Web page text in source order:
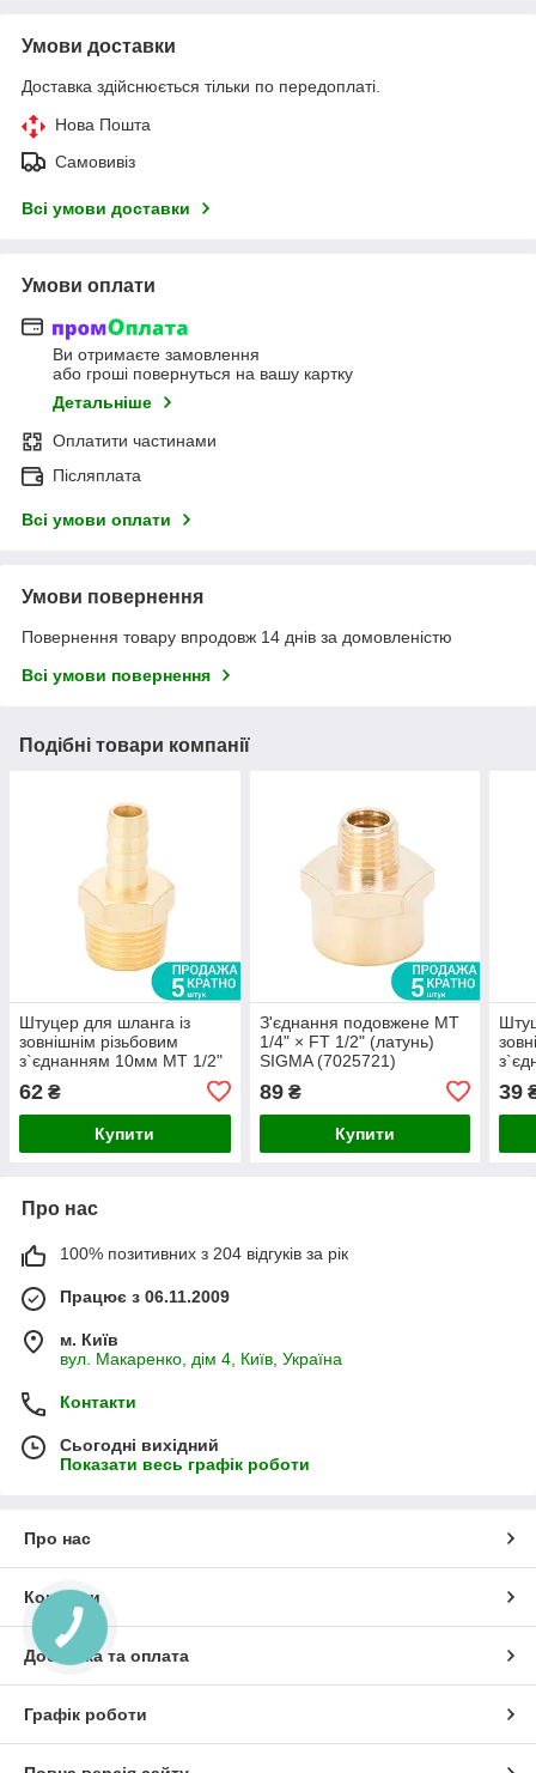
Умови доставки
Доставка здійснюється тільки по передоплаті.
Нова Пошта
Самовивіз
Всі умови доставки
Умови оплати
Ви отримаєте замовлення
або гроші повернуться на вашу картку
Детальніше
Оплатити частинами
Післяплата
Всі умови оплати
Умови повернення
Повернення товару впродовж 14 днів за домовленістю
Всі умови повернення
Подібні товари компанії
Штуцер для шланга із
зовнішнім різьбовим
з`єднанням 10мм MT 1/2"
(латунь) SIGMA (7023641)
62 ₴
Купити
З'єднання подовжене MT
1/4" × FT 1/2" (латунь)
SIGMA (7025721)
89₴
Купити
39
Про нас
100% позитивних з 204 відгуків за рік
Працює з 06.11.2009
м. Київ
вул. Макаренко, дім 4, Київ, Україна
Контакти
Сьогодні вихідний
Показати весь графік роботи
Про нас
Контакти
Доставка та оплата
Графік роботи